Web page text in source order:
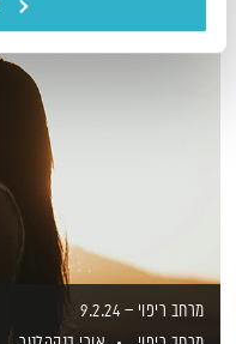
מרחב ריפוי – 9.2.24